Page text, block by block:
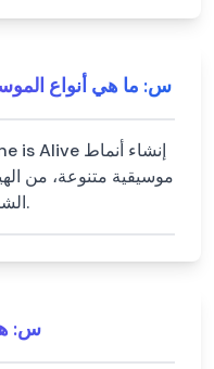
س: ما هي أنواع
موسيقية متنوعة، من
الشخصيات المتحركة لأصوات متنوعة.
س: